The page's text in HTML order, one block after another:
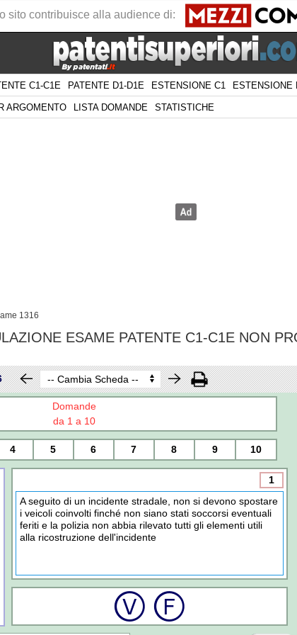
C1-C1E PATENTE D1-D1E ESTENSIONE C1 ESTENSIONE
ARGOMENTO LISTA DOMANDE STATISTICHE
1316
ESAME PATENTE C1-C1E NON
Domande
da 1 a 10
4 5 6 7 8 9 10
1
A seguito di un incidente stradale, non si devono spostare
i veicoli coinvolti finché non siano stati soccorsi eventuali
feriti e la polizia non abbia rilevato tutti gli elementi utili
alla ricostruzione dell'incidente
sito contribuisce alla audience di: